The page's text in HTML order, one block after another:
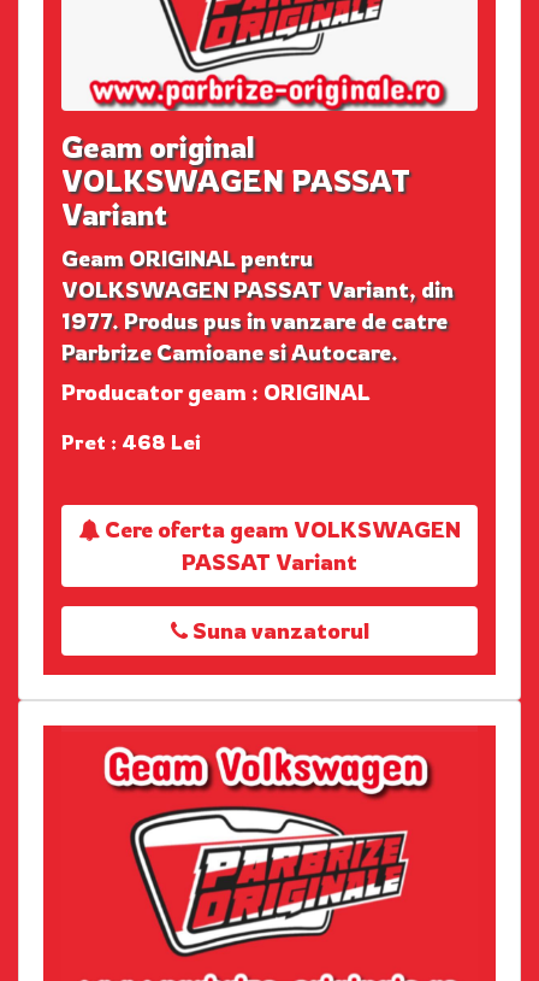
Geam original
VOLKSWAGEN PASSAT
Variant
Geam ORIGINAL pentru
VOLKSWAGEN PASSAT Variant, din
1977. Produs pus in vanzare de catre
Parbrize Camioane si Autocare.
Producator geam : ORIGINAL
Pret : 468 Lei
Cere oferta geam VOLKSWAGEN
PASSAT Variant
Suna vanzatorul